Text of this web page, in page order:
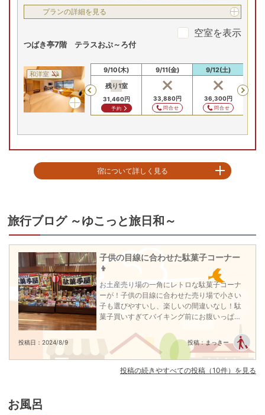
プランの詳細を見る
空室を表示
つばき亭7階 テラスおぷ～ろ付
和洋室
Previous
円
9/9(水)
31,460円
問合せ
9/10(木)
残り1室
31,460円
予約
9/11(金)
33,880円
問合せ
9/12(土)
36,300円
問合せ
宿について詳しく見る
この度バイキング会場がリニューアルオープン！
～～～～～～～～～～～～～～～～～
11:00～16:00
《お風呂》
男女入替で20種以上の湯めぐりを。湯量豊富なアルカリ温泉！
神経痛・関節痛に効果があり疲労回復や美肌効果も期待出来ると好評
《ガーデンスパ三日月、屋外温泉『おぷ～ろ』》
室内施設なので天候・季節の関係なく水着でたっぷり遊べます。
プール以外に2種のサウナやジャグジーも併設、健康増進やリフレッシュにも
最適で、幅広い年代の方にお楽しみいただけます
され幻想的に
※レンタル水着は男女共に1,100円
旅行ブログ ～ゆこっと旅日和～
子供の目線に合わせた駄菓子コーナー
👦
お土産売り場の一角にレトロな駄菓子コーナ
ーが！子供の目線に合わせた売り場で小さい
子も選びやすいし、楽しいの間違いなし！駄
菓子買いすぎてバイキング前にお腹いっぱい
投稿日：2024/8/9 投稿：まっきー
投稿の続きやすべての投稿（10件）を見る
お風呂